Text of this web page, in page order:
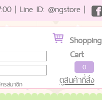
| Line ID: @ngstore |
Shopping
Cart
0
ดูสินค้าที่สั่ง
รสมาชิก